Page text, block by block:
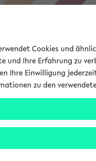
Forschung
Alle noch
Cookies und
und Ihre Erfahrung zu
Ihre Einwilligung
zu den